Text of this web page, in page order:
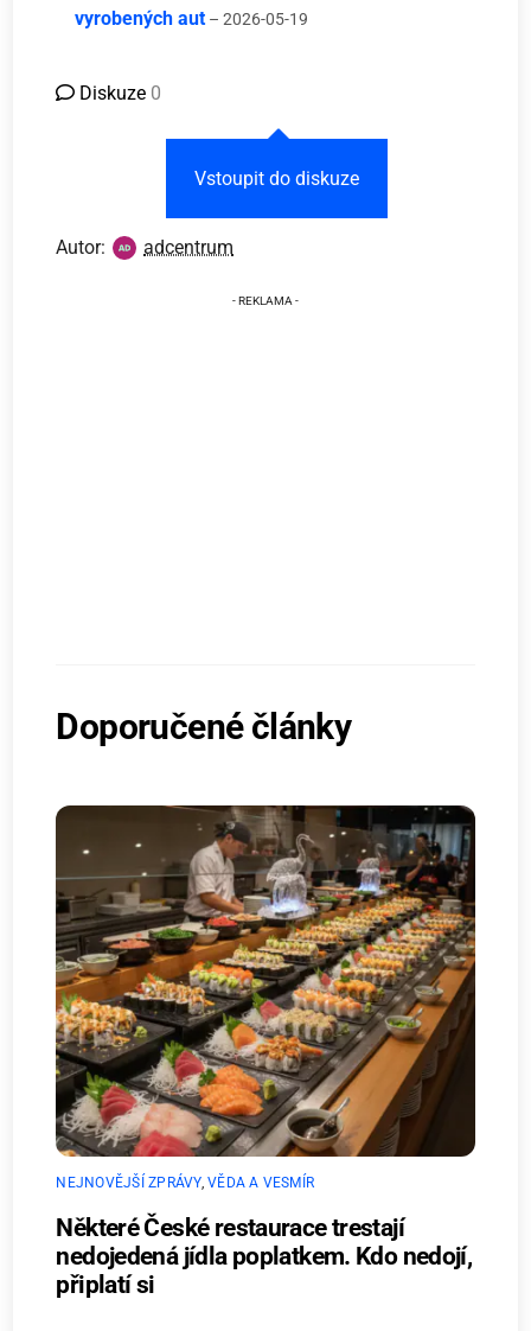
vyrobených aut – 2026-05-19
Diskuze 0
Vstoupit do diskuze
Autor: adcentrum
Doporučené články
NEJNOVĚJŠÍ ZPRÁVY,VĚDA A VESMÍR
Některé České restaurace trestají
nedojedená jídla poplatkem. Kdo nedojí,
připlatí si